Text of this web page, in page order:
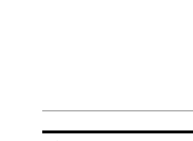
desenvolvimento de